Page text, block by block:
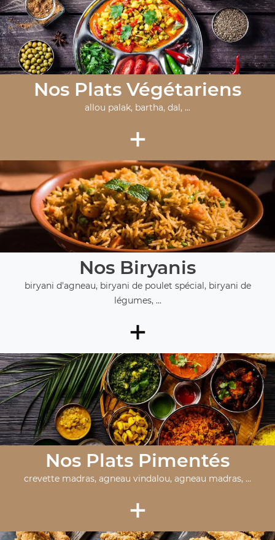
Nos Plats Végétariens
allou palak, bartha, dal, ...
+
Nos Biryanis
biryani d'agneau, biryani de poulet spécial, biryani de
légumes, ...
+
Nos Plats Pimentés
crevette madras, agneau vindalou, agneau madras, ...
+